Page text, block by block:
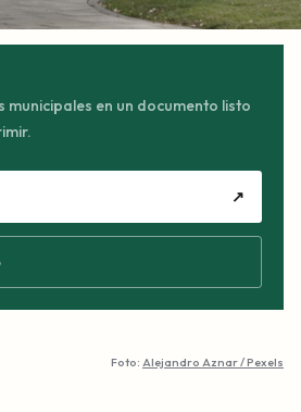
municipales en un documento listo
↗
Foto: Alejandro Aznar / Pexels